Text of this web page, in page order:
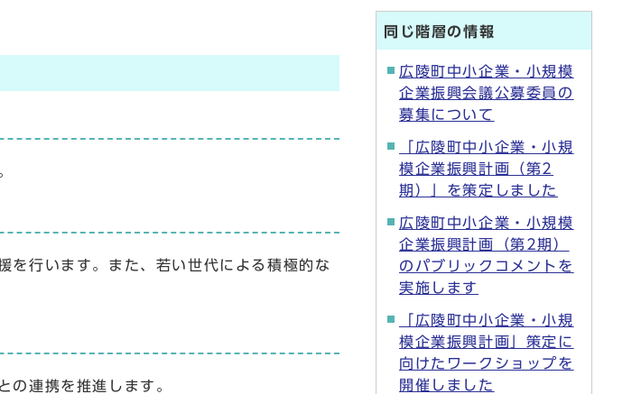
を行います。また、若い世代による積極的な
の連携を推進します。
同じ階層の情報
広陵町中小企業・小規模
企業振興会議公募委員の
募集について
「広陵町中小企業・小規
模企業振興計画（第2
期）」を策定しました
広陵町中小企業・小規模
企業振興計画（第2期）
のパブリックコメントを
実施します
「広陵町中小企業・小規
模企業振興計画」策定に
向けたワークショップを
開催しました